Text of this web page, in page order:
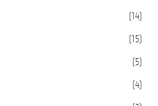
(14)
(15)
(5)
(4)